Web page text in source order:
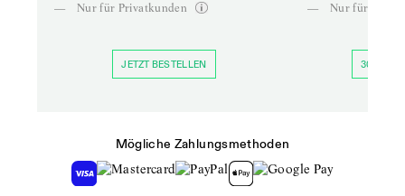
—
Nur für Privatkunden
JETZT BESTELLEN
—
Nur für
30 TAGE
Mögliche Zahlungsmethoden